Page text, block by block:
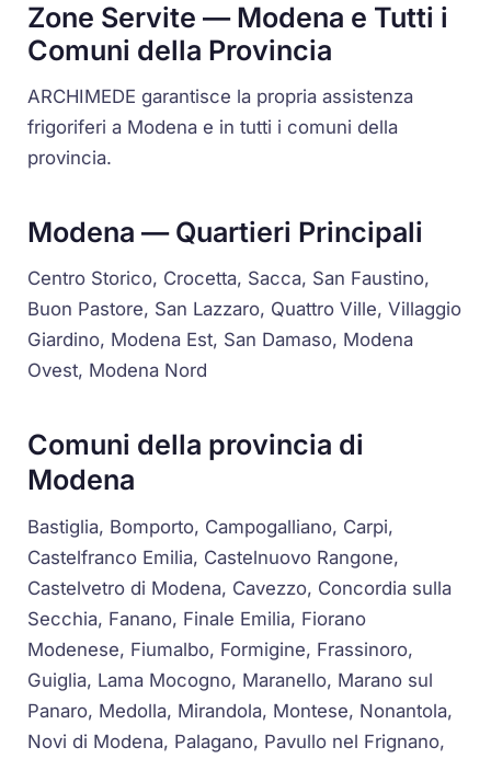
Zone Servite — Modena e Tutti i
Comuni della Provincia
ARCHIMEDE garantisce la propria assistenza
frigoriferi a Modena e in tutti i comuni della
provincia.
Modena — Quartieri Principali
Centro Storico, Crocetta, Sacca, San Faustino,
Buon Pastore, San Lazzaro, Quattro Ville, Villaggio
Giardino, Modena Est, San Damaso, Modena
Ovest, Modena Nord
Comuni della provincia di
Modena
Bastiglia, Bomporto, Campogalliano, Carpi,
Castelfranco Emilia, Castelnuovo Rangone,
Castelvetro di Modena, Cavezzo, Concordia sulla
Secchia, Fanano, Finale Emilia, Fiorano
Modenese, Fiumalbo, Formigine, Frassinoro,
Guiglia, Lama Mocogno, Maranello, Marano sul
Panaro, Medolla, Mirandola, Montese, Nonantola,
Novi di Modena, Palagano, Pavullo nel Frignano,